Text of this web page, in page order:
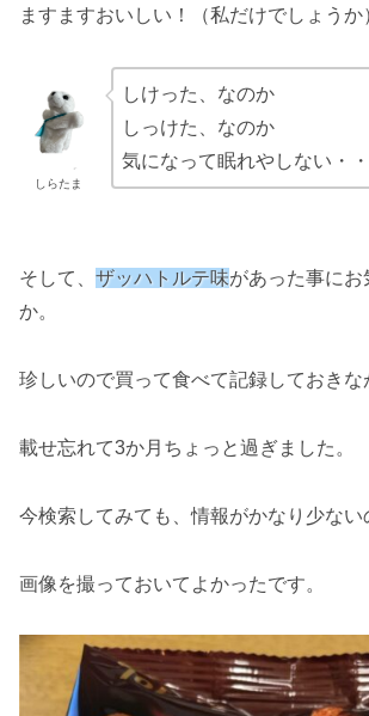
ますますおいしい！（私だけでしょうか
しらたま
しけった、なのか
しっけた、なのか
気になって眠れやしない・・
そして、 ザッハトルテ味があった事にお
か。
珍しいので買って食べて記録しておきな
載せ忘れて3か月ちょっと過ぎました。
今検索してみても、情報がかなり少ない
画像を撮っておいてよかったです。